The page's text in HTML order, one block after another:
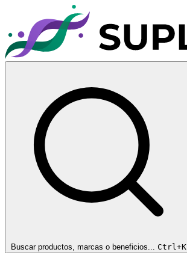
Buscar productos, marcas o beneficios... Ctrl+K